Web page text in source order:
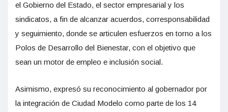
el Gobierno del Estado, el sector empresarial y los
sindicatos, a fin de alcanzar acuerdos, corresponsabilidad
y seguimiento, donde se articulen esfuerzos en torno a los
Polos de Desarrollo del Bienestar, con el objetivo que
sean un motor de empleo e inclusión social.
Asimismo, expresó su reconocimiento al gobernador por
la integración de Ciudad Modelo como parte de los 14